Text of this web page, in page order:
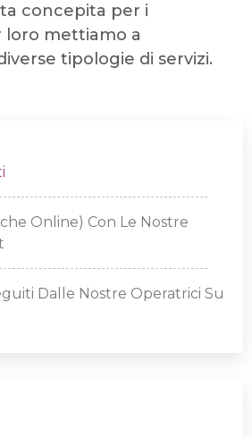
concepita per i
loro mettiamo a
tipologie di servizi.
Online) Con Le Nostre
Dalle Nostre Operatrici Su